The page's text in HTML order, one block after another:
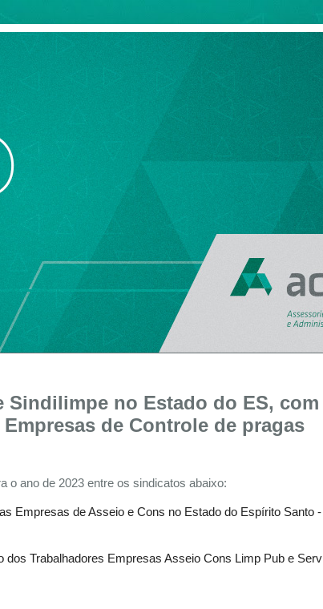
Sindilimpe no Estado do ES, com
de Controle de pragas
o ano de 2023 entre os sindicatos abaixo:
Empresas de Asseio e Cons no Estado do Espírito Santo -
dos Trabalhadores Empresas Asseio Cons Limp Pub e Serv